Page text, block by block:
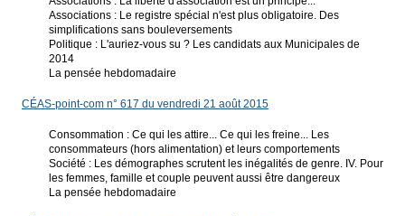
Associations : Le registre spécial n'est plus obligatoire. Des
simplifications sans bouleversements
Politique : L'auriez-vous su ? Les candidats aux Municipales de
2014
La pensée hebdomadaire
CÉAS-point-com n° 617 du vendredi 21 août 2015
Consommation : Ce qui les attire... Ce qui les freine... Les
consommateurs (hors alimentation) et leurs comportements
Société : Les démographes scrutent les inégalités de genre. IV. Pour
les femmes, famille et couple peuvent aussi être dangereux
La pensée hebdomadaire